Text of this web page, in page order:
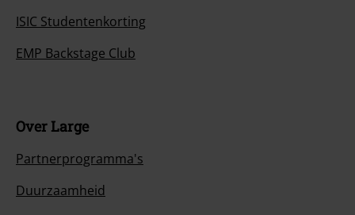
ISIC Studentenkorting
EMP Backstage Club
Over Large
Partnerprogramma's
Duurzaamheid